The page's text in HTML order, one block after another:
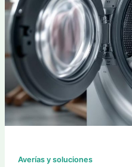
Averías y soluciones